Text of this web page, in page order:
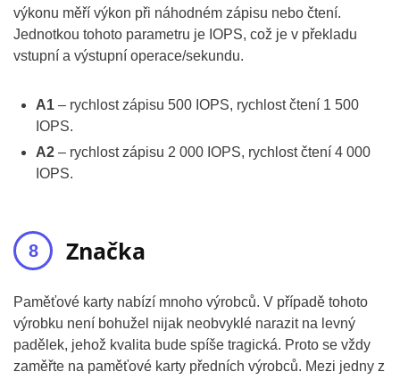
výkonu měří výkon při náhodném zápisu nebo čtení.
Jednotkou tohoto parametru je IOPS, což je v překladu
vstupní a výstupní operace/sekundu.
A1 – rychlost zápisu 500 IOPS, rychlost čtení 1 500
IOPS.
A2 – rychlost zápisu 2 000 IOPS, rychlost čtení 4 000
IOPS.
Značka
Paměťové karty nabízí mnoho výrobců. V případě tohoto
výrobku není bohužel nijak neobvyklé narazit na levný
padělek, jehož kvalita bude spíše tragická. Proto se vždy
zaměřte na paměťové karty předních výrobců. Mezi jedny z